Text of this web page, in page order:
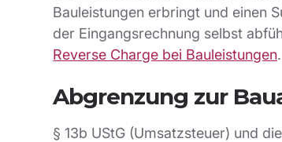
Bauleistungen erbringt und einen
der Eingangsrechnung selbst
Reverse Charge bei Bauleistungen.
Abgrenzung zur
§ 13b UStG (Umsatzsteuer) und die